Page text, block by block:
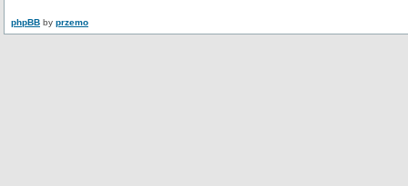
phpBB by przemo